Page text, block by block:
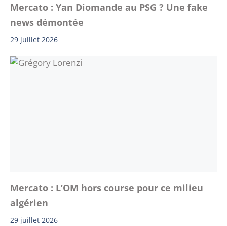
Mercato : Yan Diomande au PSG ? Une fake
news démontée
29 juillet 2026
Mercato : L’OM hors course pour ce milieu
algérien
29 juillet 2026